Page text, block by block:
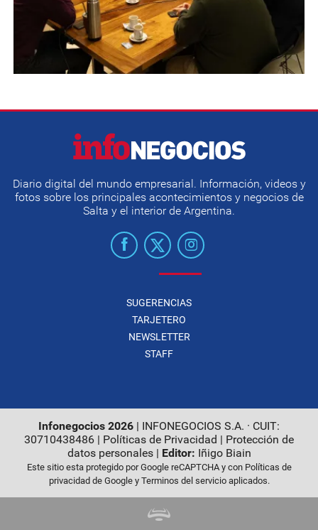
Diario digital del mundo empresarial. Información, videos y
fotos sobre los principales acontecimientos y negocios de
Salta y el interior de Argentina.
SUGERENCIAS
TARJETERO
NEWSLETTER
STAFF
Infonegocios 2026 | INFONEGOCIOS S.A. · CUIT:
30710438486 | Políticas de Privacidad | Protección de
datos personales| Editor: Iñigo Biain
Este sitio esta protegido por Google reCAPTCHA y con Políticas de
privacidad de Googley Terminos del servicioaplicados.